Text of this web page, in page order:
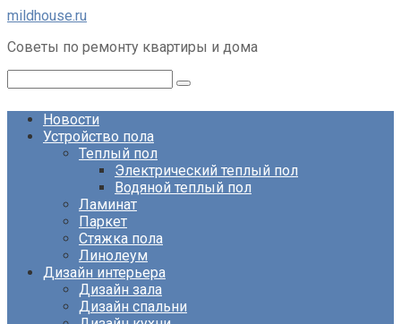
Перейти
контенту
mildhouse.ru
Советы по ремонту квартиры и дома
Новости
Устройство пола
Теплый пол
Электрический теплый пол
Водяной теплый пол
Ламинат
Паркет
Стяжка пола
Линолеум
Дизайн интерьера
Дизайн зала
Дизайн спальни